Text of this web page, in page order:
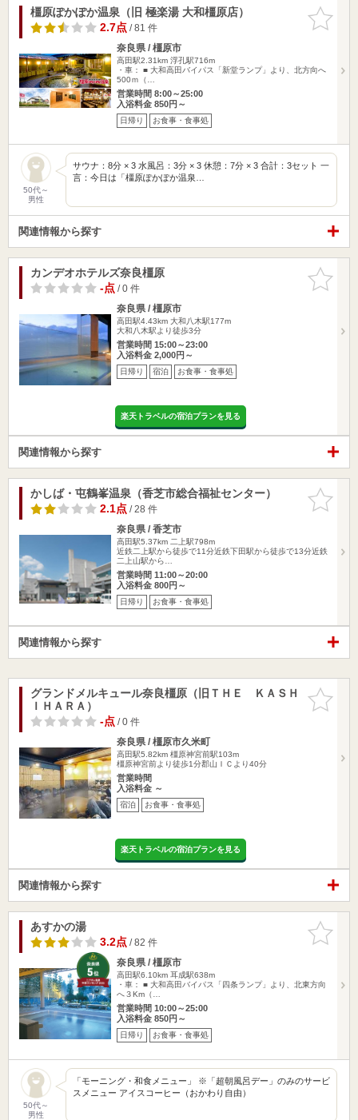
お気に入
りに追加
橿原ぽかぽか温泉（旧 極楽湯 大和橿原店）
2.7点/ 81 件
奈良県 / 橿原市
高田駅2.31km 浮孔駅716m
・車： ■ 大和高田バイパス「新堂ランプ」より、北方向へ
500ｍ（…
営業時間 8:00～25:00
入浴料金 850円～
日帰り お食事・食事処
50代～
男性
サウナ：8分 × 3 水風呂：3分 × 3 休憩：7分 × 3 合計：3セット 一
言：今日は「橿原ぽかぽか温泉…
関連情報から探す
お気に入
りに追加
カンデオホテルズ奈良橿原
-点/ 0 件
奈良県 / 橿原市
高田駅4.43km 大和八木駅177m
大和八木駅より徒歩3分
営業時間 15:00～23:00
入浴料金 2,000円～
日帰り 宿泊 お食事・食事処
楽天トラベルの宿泊プランを見る
関連情報から探す
お気に入
りに追加
かしば・屯鶴峯温泉（香芝市総合福祉センター）
2.1点/ 28 件
奈良県 / 香芝市
高田駅5.37km 二上駅798m
近鉄二上駅から徒歩で11分近鉄下田駅から徒歩で13分近鉄
二上山駅から…
営業時間 11:00～20:00
入浴料金 800円～
日帰り お食事・食事処
関連情報から探す
お気に入
りに追加
グランドメルキュール奈良橿原（旧ＴＨＥ ＫＡＳＨ
ＩＨＡＲＡ）
-点/ 0 件
奈良県 / 橿原市久米町
高田駅5.82km 橿原神宮前駅103m
橿原神宮前より徒歩1分郡山ＩＣより40分
営業時間
入浴料金 ～
宿泊 お食事・食事処
楽天トラベルの宿泊プランを見る
関連情報から探す
お気に入
りに追加
あすかの湯
3.2点/ 82 件
奈良県 / 橿原市
高田駅6.10km 耳成駅638m
・車： ■ 大和高田バイパス「四条ランプ」より、北東方向
へ３Km（…
営業時間 10:00～25:00
入浴料金 850円～
日帰り お食事・食事処
50代～
男性
「モーニング・和食メニュー」 ※「超朝風呂デー」のみのサービ
スメニュー アイスコーヒー（おかわり自由）